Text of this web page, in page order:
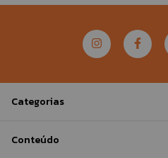
Categorias
Conteúdo